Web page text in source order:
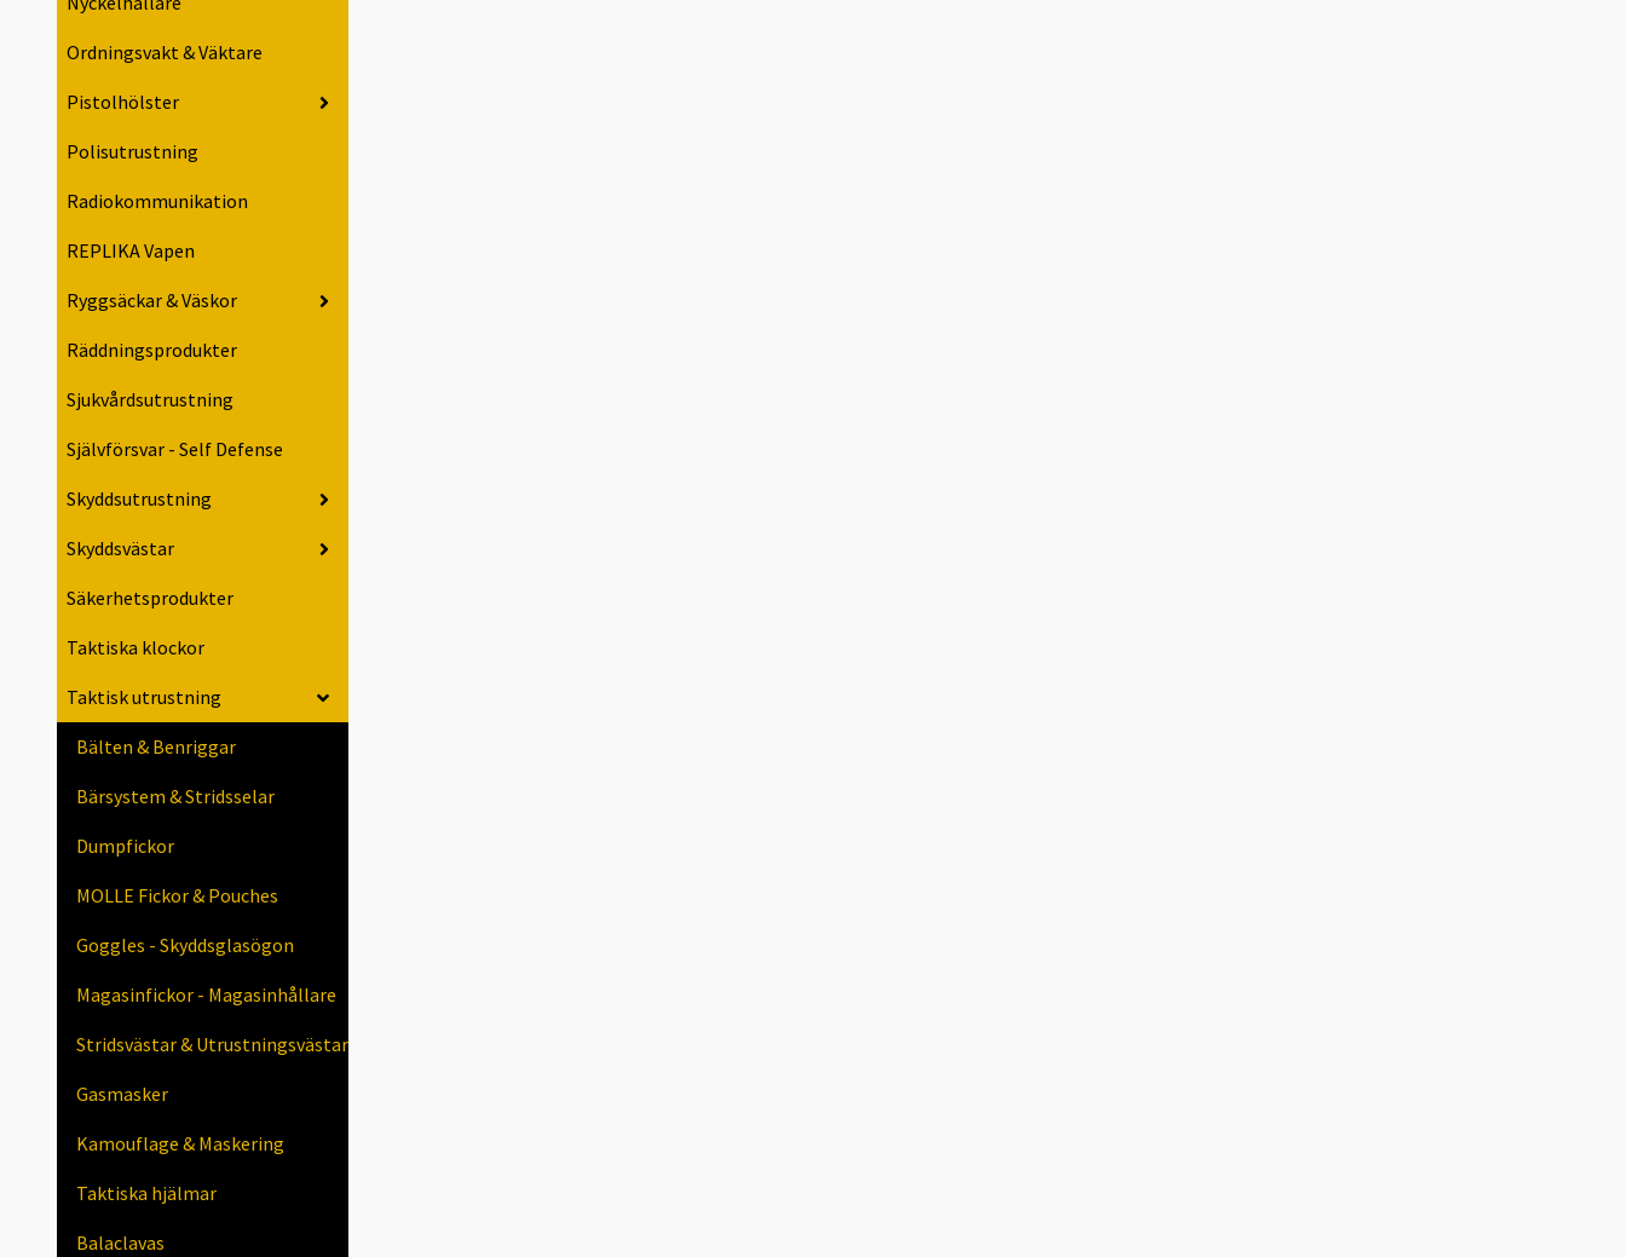
Ordningsvakt & Väktare
Pistolhölster
Polisutrustning
Radiokommunikation
REPLIKA Vapen
Ryggsäckar & Väskor
Räddningsprodukter
Sjukvårdsutrustning
Självförsvar - Self Defense
Skyddsutrustning
Skyddsvästar
Säkerhetsprodukter
Taktiska klockor
Taktisk utrustning
Bälten & Benriggar
Bärsystem & Stridsselar
Dumpfickor
MOLLE Fickor & Pouches
Goggles - Skyddsglasögon
Magasinfickor - Magasinhållare
Stridsvästar & Utrustningsvästar
Gasmasker
Kamouflage & Maskering
Taktiska hjälmar
Balaclavas